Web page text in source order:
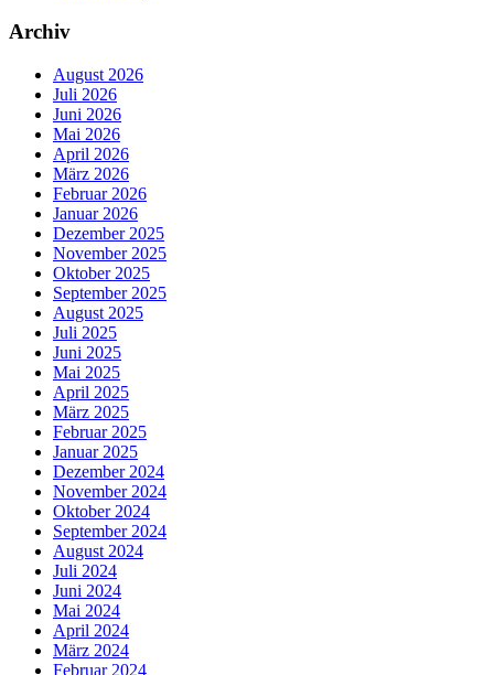
Archiv
August 2026
Juli 2026
Juni 2026
Mai 2026
April 2026
März 2026
Februar 2026
Januar 2026
Dezember 2025
November 2025
Oktober 2025
September 2025
August 2025
Juli 2025
Juni 2025
Mai 2025
April 2025
März 2025
Februar 2025
Januar 2025
Dezember 2024
November 2024
Oktober 2024
September 2024
August 2024
Juli 2024
Juni 2024
Mai 2024
April 2024
März 2024
Februar 2024